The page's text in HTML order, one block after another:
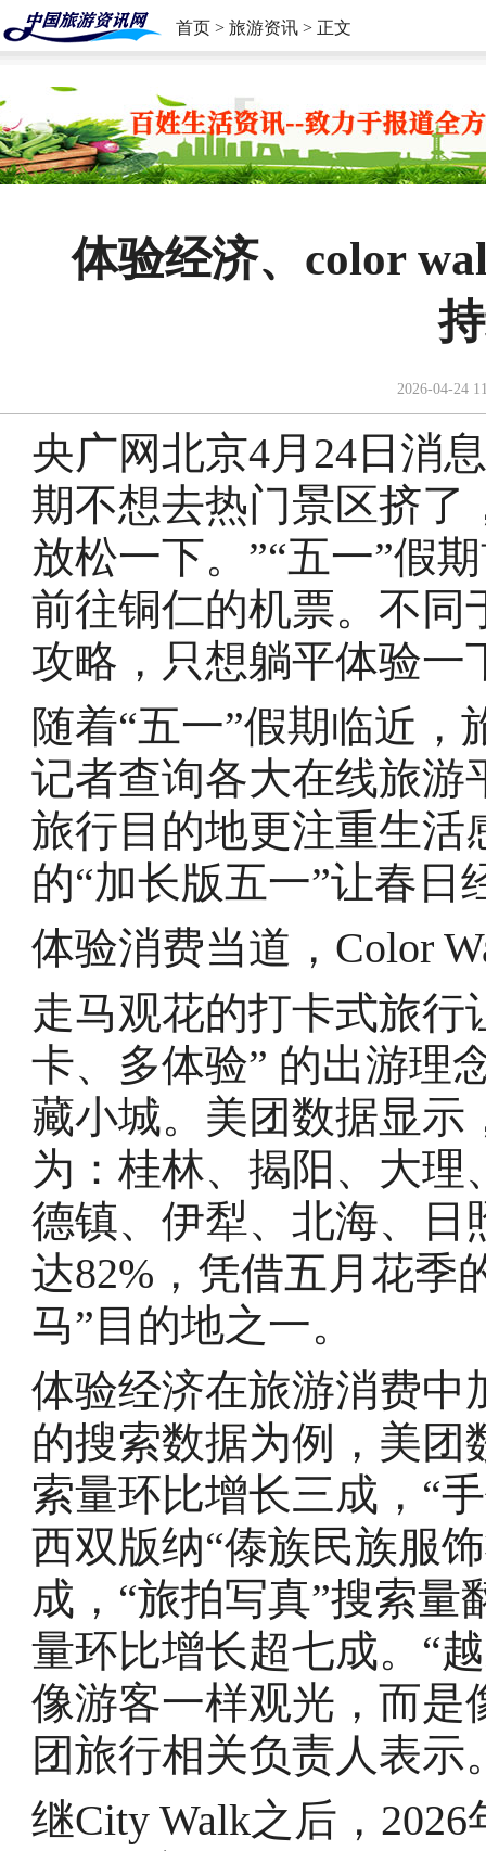
首页 > 旅游资讯 > 正文
体验经济、color
2026-04-24
央广网北京4月24日消
期不想去热门景区挤了
放松一下。”“五一”假
前往铜仁的机票。不同
攻略，只想躺平体验一
随着“五一”假期临近
记者查询各大在线旅游
旅行目的地更注重生活
的“加长版五一”让春日
体验消费当道，Color
走马观花的打卡式旅行
卡、多体验” 的出游理
藏小城。美团数据显示
为：桂林、揭阳、大
德镇、伊犁、北海、日
达82%，凭借五月花季
马”目的地之一。
体验经济在旅游消费中
的搜索数据为例，美团
索量环比增长三成，“
西双版纳“傣族民族服
成，“旅拍写真”搜索量
量环比增长超七成。“
像游客一样观光，而是
团旅行相关负责人表示
继City Walk之后，